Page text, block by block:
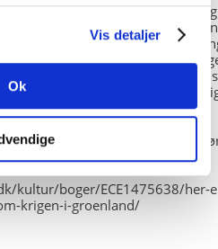
Vis detaljer
Ok
som medlem. Marius Jensens
Museum i Dresden
af Friedrich Littmanns
med giveren og Franz
Arktisk Instituts ledelse i
til studie- og
et link til en presseartikel
Slædepatrulje:
kultur/boger/ECE1475638/her-
krigen-i-groenland/